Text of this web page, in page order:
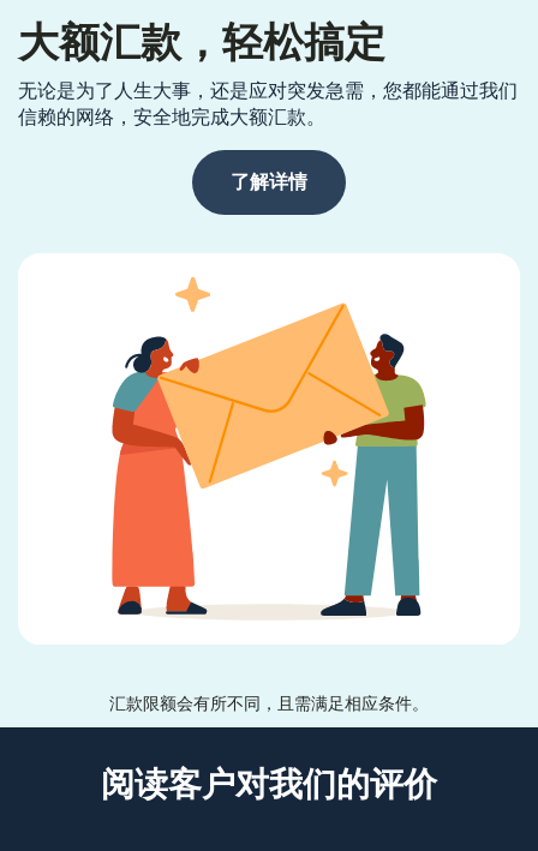
大额汇款，轻松搞定
无论是为了人生大事，还是应对突发急需，您都能通过我们
信赖的网络，安全地完成大额汇款。
了解详情
汇款限额会有所不同，且需满足相应条件。
阅读客户对我们的评价